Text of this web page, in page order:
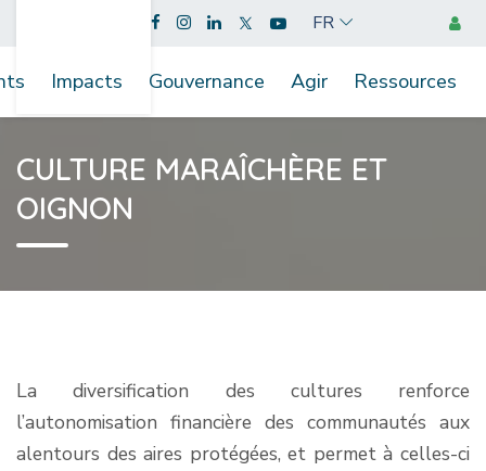
FR
Impacts Gouvernance Agir Ressources
CULTURE MARAÎCHÈRE ET
OIGNON
La diversification des cultures renforce
l’autonomisation financière des communautés aux
alentours des aires protégées, et permet à celles-ci